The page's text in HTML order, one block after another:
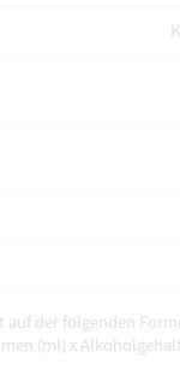
auf der folgenden
(ml) x